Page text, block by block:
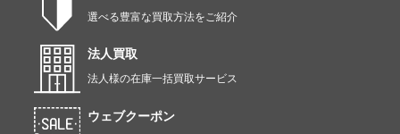
選べる豊富な買取方法をご紹介
法人買取
法人様の在庫一括買取サービス
ウェブクーポン